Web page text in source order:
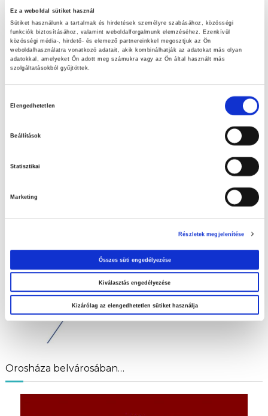
Ez a weboldal sütiket használ
Sütiket használunk a tartalmak és hirdetések személyre szabásához, közösségi
funkciók biztosításához, valamint weboldalforgalmunk elemzéséhez. Ezenkívül
közösségi média-, hirdető- és elemező partnereinkkel megosztjuk az Ön
weboldalhasználatra vonatkozó adatait, akik kombinálhatják az adatokat más olyan
adatokkal, amelyeket Ön adott meg számukra vagy az Ön által használt más
szolgáltatásokból gyűjtöttek.
Elengedhetetlen
Beállítások
Statisztikai
Marketing
Részletek megjelenítése
Összes süti engedélyezése
Kiválasztás engedélyezése
Kizárólag az elengedhetetlen sütiket használja
LET’S DOIT ajánlataink
Szuperinfós ajánlataink!
Nézd meg aktuális ajánlatainkat!
fontossága
Húsvéti tojáskeresés
Orosháza belvárosában…